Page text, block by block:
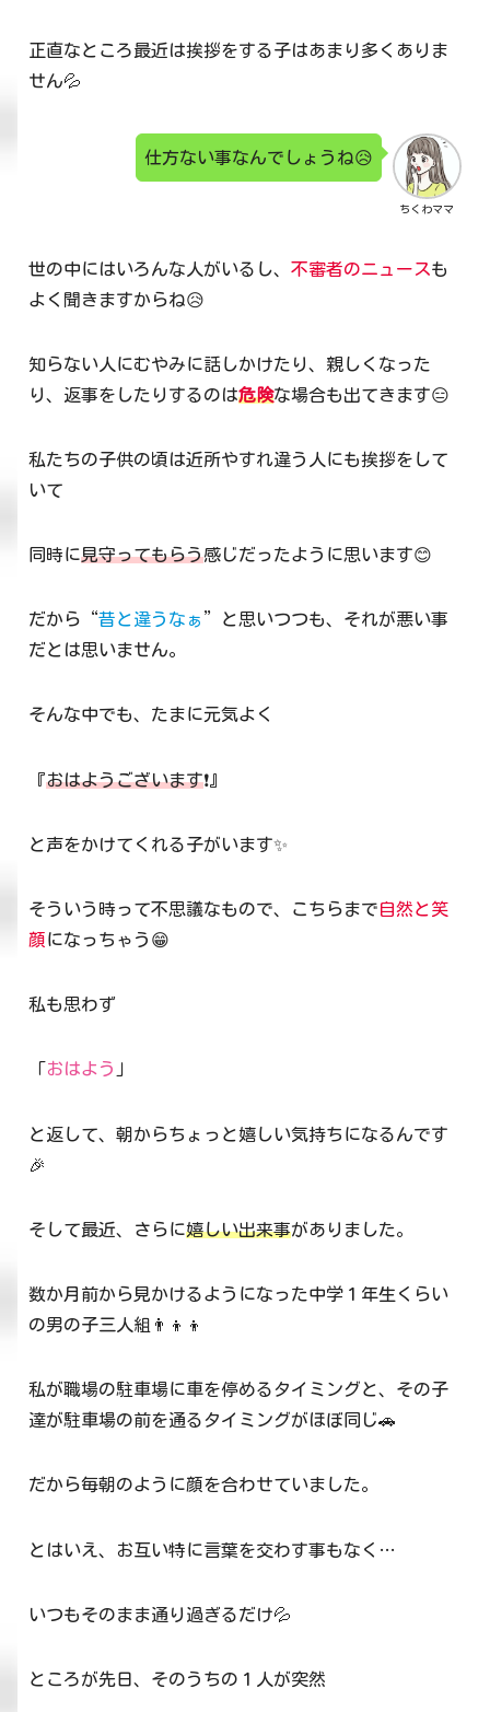
正直なところ最近は挨拶をする子はあまり多くありま
せん💦
ちくわママ
仕方ない事なんでしょうね😥
世の中にはいろんな人がいるし、 不審者のニュースも
よく聞きますからね😥
知らない人にむやみに話しかけたり、親しくなった
り、返事をしたりするのは危険な場合も出てきます😑
私たちの子供の頃は近所やすれ違う人にも挨拶をして
いて
同時に見守ってもらう感じだったように思います😊
だから“昔と違うなぁ ”と思いつつも、それが悪い事
だとは思いません。
そんな中でも、たまに元気よく
『おはようございます❗』
と声をかけてくれる子がいます✨
そういう時って不思議なもので、こちらまで自然と笑
顔になっちゃう😁
私も思わず
「おはよう 」
と返して、朝からちょっと嬉しい気持ちになるんです
🎉
そして最近、さらに嬉しい出来事がありました。
数か月前から見かけるようになった中学１年生くらい
の男の子三人組👨‍👦‍👦
私が職場の駐車場に車を停めるタイミングと、その子
達が駐車場の前を通るタイミングがほぼ同じ🚗
だから毎朝のように顔を合わせていました。
とはいえ、お互い特に言葉を交わす事もなく…
いつもそのまま通り過ぎるだけ💦
ところが先日、そのうちの１人が突然